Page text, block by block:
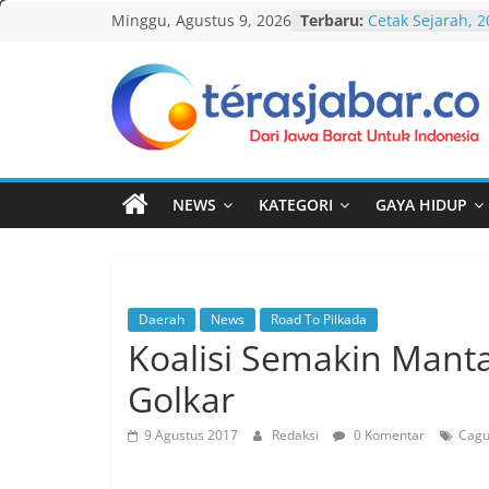
Skip
Minggu, Agustus 9, 2026 Terbaru: Cetak Sejarah,
KDM Ajak LPM
Percepatan
Debat Publik
LGBTQ,
Selalu Terbuka
Dewan Dakwah
Nasional,
Penanganan
Teras
Jabar
NEWS KATEGORI GAYA HIDUP
Daerah News Road To Pilkada
Koalisi Semakin
Golkar
9 Agustus 2017 Redaksi 0 Komentar